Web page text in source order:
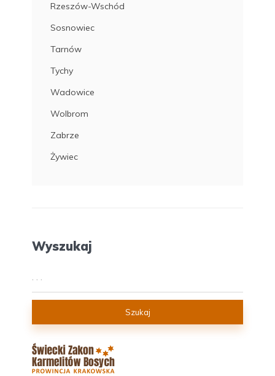
Rzeszów-Wschód
Sosnowiec
Tarnów
Tychy
Wadowice
Wolbrom
Zabrze
Żywiec
Wyszukaj
Szukaj